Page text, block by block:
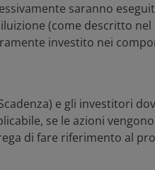
saranno
(come descritto nel
investito nei
e gli investitori
se le azioni vengono
di fare riferimento al